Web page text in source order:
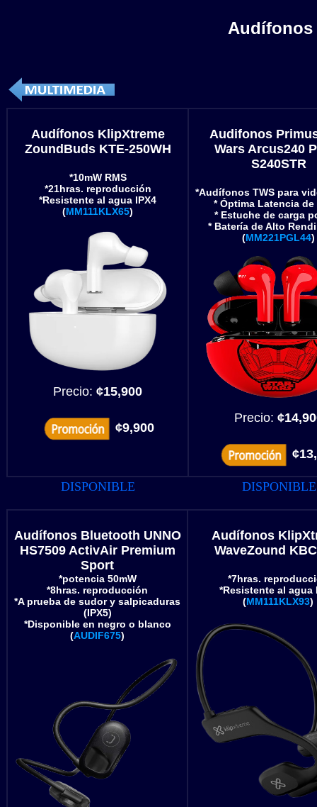
Audífonos
Audífonos KlipXtreme
ZoundBuds KTE-250WH
*10mW RMS
*21hras. reproducción
*Resistente al agua IPX4
(MM111KLX65)
Precio: ¢15,900
¢9,900
Audifonos
Wars Arcus240
S240STR
*Audífonos TWS para
* Óptima Latencia de
* Estuche de carga
* Batería de Alto
(MM221PGL44)
Precio:
DISPONIBLE DISPONIBLE
Audífonos Bluetooth UNNO
HS7509 ActivAir Premium
Sport
*potencia 50mW
*8hras. reproducción
*A prueba de sudor y salpicaduras
(IPX5)
*Disponible en negro o blanco
(AUDIF675)
Audífonos
WaveZound
*7hras.
*Resistente al agua
(MM111KLX93)